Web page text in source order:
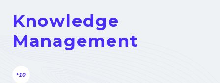
Knowledge
Management
+10